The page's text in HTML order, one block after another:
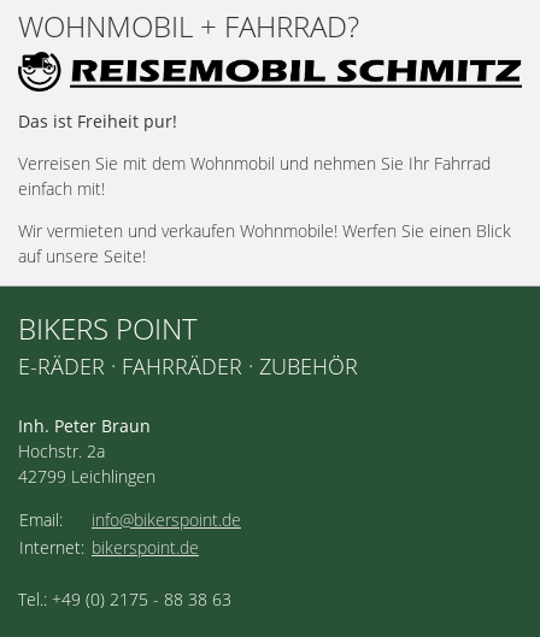
WOHNMOBIL + FAHRRAD?
Das ist Freiheit pur!
Verreisen Sie mit dem Wohnmobil und nehmen Sie Ihr Fahrrad
einfach mit!
Wir vermieten und verkaufen Wohnmobile! Werfen Sie einen Blick
auf unsere Seite!
BIKERS POINT
E-RÄDER · FAHRRÄDER · ZUBEHÖR
Inh. Peter Braun
Hochstr. 2a
42799 Leichlingen
Email:
info@bikerspoint.de
Internet: bikerspoint.de
Tel.: +49 (0) 2175 - 88 38 63